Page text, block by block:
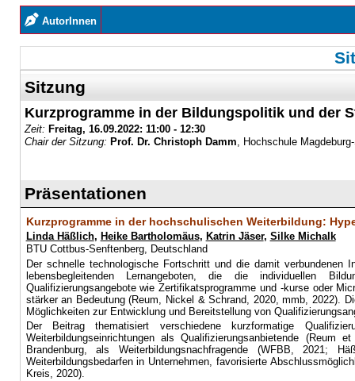
AutorInnen
Sitzung
Kurzprogramme in der Bildungspolitik und der
Zeit: Freitag, 16.09.2022: 11:00 - 12:30
Chair der Sitzung: Prof. Dr. Christoph Damm, Hochschule
Präsentationen
Kurzprogramme in der hochschulischen Weiterbildung:
Linda Häßlich, Heike Bartholomäus, Katrin Jäser, Silke Michalk
BTU Cottbus-Senftenberg, Deutschland
Der schnelle technologische Fortschritt und die damit verbundenen
lebensbegleitenden Lernangeboten, die die individuellen
Qualifizierungsangebote wie Zertifikatsprogramme und -kurse oder
stärker an Bedeutung (Reum, Nickel & Schrand, 2020, mmb, 2022).
Möglichkeiten zur Entwicklung und Bereitstellung von
Der Beitrag thematisiert verschiedene kurzformatige
Weiterbildungseinrichtungen als Qualifizierungsanbietende
Brandenburg, als Weiterbildungsnachfragende (WFBB, 2021;
Weiterbildungsbedarfen in Unternehmen, favorisierte
Kreis, 2020).